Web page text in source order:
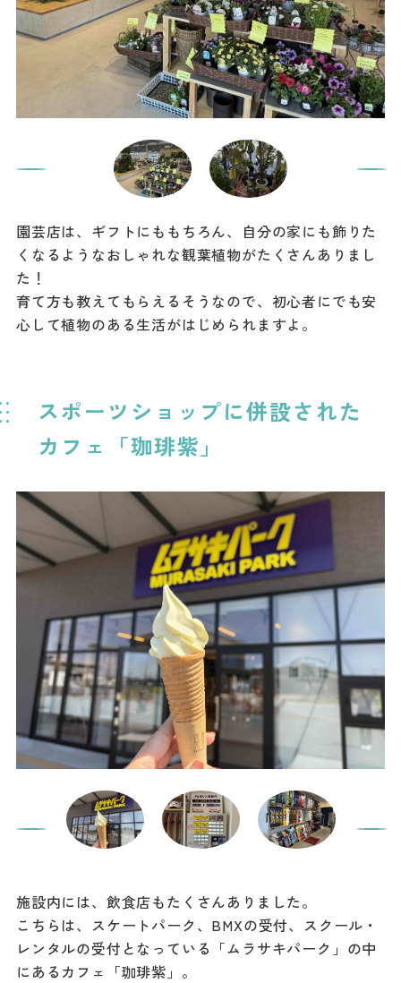
園芸店は、ギフトにももちろん、自分の家にも飾りた
くなるようなおしゃれな観葉植物がたくさんありまし
た！
育て方も教えてもらえるそうなので、初心者にでも安
心して植物のある生活がはじめられますよ。
スポーツショップに併設された
カフェ「珈琲紫」
施設内には、飲食店もたくさんありました。
こちらは、スケートパーク、BMXの受付、スクール・
レンタルの受付となっている「ムラサキパーク」の中
にあるカフェ「珈琲紫」。